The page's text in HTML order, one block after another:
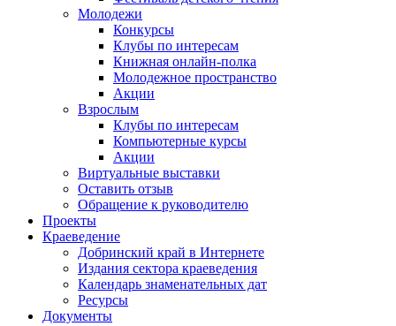
Молодежи
Конкурсы
Клубы по интересам
Книжная онлайн-полка
Молодежное пространство
Акции
Взрослым
Клубы по интересам
Компьютерные курсы
Акции
Виртуальные выставки
Оставить отзыв
Обращение к руководителю
Проекты
Краеведение
Добринский край в Интернете
Издания сектора краеведения
Календарь знаменательных дат
Ресурсы
Документы